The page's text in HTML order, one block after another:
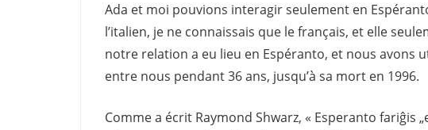
Ada et moi pouvions interagir seulement en
l’italien, je ne connaissais que le français, et elle
notre relation a eu lieu en Espéranto, et nous avons
entre nous pendant 36 ans, jusqu’à sa mort en 1996.
Comme a écrit Raymond Shwarz, « Esperanto fariĝis